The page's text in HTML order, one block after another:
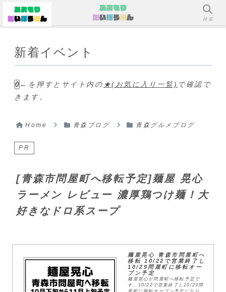
新着イベント
0 ←を押すとサイト内の ★(お気に入り一覧) で確認で
きます。
Home 青森ブログ 青森グルメブログ
PR
[青森市問屋町へ移転予定]麺屋 晃心
ラーメン レビュー 濃厚鶏つけ麺！大
好きなドロ系スープ
麺屋晃心 青森市問屋町へ
移転 10/22で営業終了し
10/29問屋町に移転オー
プン予定
麺屋晃心が問屋町へ移転予定で
す。10/22で営業終了し10/29問
メニュー 検索